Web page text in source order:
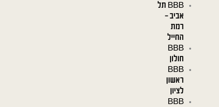
BBB תל
אביב –
רמת
החייל
BBB
חולון
BBB
ראשון
לציון
BBB